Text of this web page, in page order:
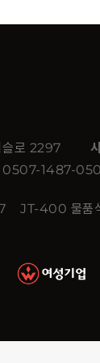
슬로 2297
0507-1487-
JT-400 물품